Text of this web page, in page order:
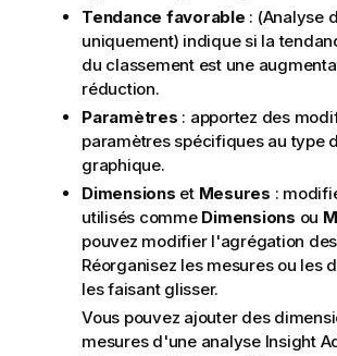
Tendance favorable : (Analyse
uniquement) indique si la
du classement est une
réduction.
Paramètres : apportez des
paramètres spécifiques au type
graphique.
Dimensions et Mesures :
utilisés comme Dimensions ou
pouvez modifier l'agrégation
Réorganisez les mesures ou les
les faisant glisser.
Vous pouvez ajouter des
mesures d'une analyse Insight